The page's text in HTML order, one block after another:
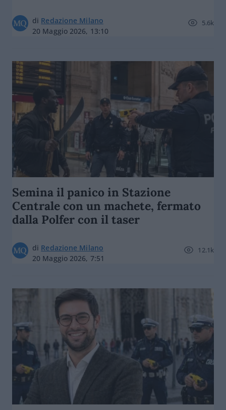
di Redazione Milano
20 Maggio 2026, 13:10
5.6k
Semina il panico in Stazione
Centrale con un machete, fermato
dalla Polfer con il taser
di Redazione Milano
20 Maggio 2026, 7:51
12.1k